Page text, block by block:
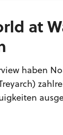
at
haben